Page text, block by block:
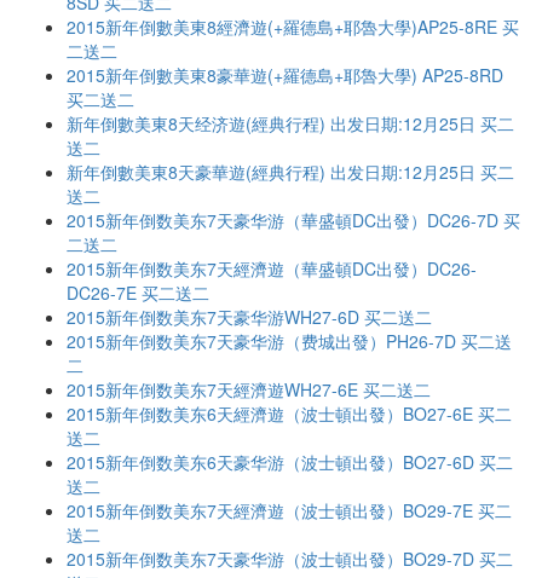
2015新年倒數美東8經濟遊(+羅德島+耶魯大學)AP25-8RE 买
二送二
2015新年倒數美東8豪華遊(+羅德島+耶魯大學) AP25-8RD
买二送二
新年倒數美東8天经济遊(經典行程) 出发日期:12月25日 买二
送二
新年倒數美東8天豪華遊(經典行程) 出发日期:12月25日 买二
送二
2015新年倒数美东7天豪华游（華盛頓DC出發）DC26-7D 买
二送二
2015新年倒数美东7天經濟遊（華盛頓DC出發）DC26-
DC26-7E 买二送二
2015新年倒数美东7天豪华游WH27-6D 买二送二
2015新年倒数美东7天豪华游（费城出發）PH26-7D 买二送
二
2015新年倒数美东7天經濟遊WH27-6E 买二送二
2015新年倒数美东6天經濟遊（波士頓出發）BO27-6E 买二
送二
2015新年倒数美东6天豪华游（波士頓出發）BO27-6D 买二
送二
2015新年倒数美东7天經濟遊（波士頓出發）BO29-7E 买二
送二
2015新年倒数美东7天豪华游（波士頓出發）BO29-7D 买二